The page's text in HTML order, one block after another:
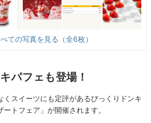
ての写真を見る（全6枚）
パフェも登場！
くスイーツにも定評があるびっくりドンキ
トフェア」が開催されます。